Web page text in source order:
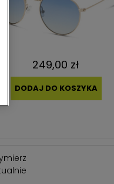
249,00 zł
DODAJ DO KOSZYKA